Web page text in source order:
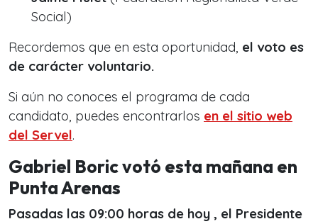
Social)
Recordemos que en esta oportunidad, el voto es
de carácter voluntario.
Si aún no conoces el programa de cada
candidato, puedes encontrarlos en el sitio web
del Servel.
Gabriel Boric votó esta mañana en
Punta Arenas
Pasadas las 09:00 horas de hoy , el Presidente